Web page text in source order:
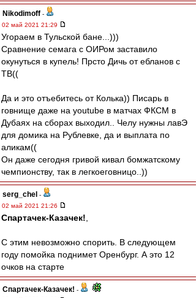
Nikodimoff -
02 май 2021 21:29
Угораем в Тульской бане...)))
Сравнение семага с ОИРом заставило
окунуться в купель! Прсто Дичь от ебланов с
ТВ((
Да и это отъебитесь от Колька)) Писарь в
говнище даже на youtube в матчах ФКСМ в
Дубаях на сборах выходил.. Челу нужны лавЭ
для домика на Рублевке, да и выплата по
аликам((
Он даже сегодня гривой кивал бомжатскому
чемпионству, так в легкоеговницо..))
serg_chel -
02 май 2021 21:26
Спартачек-Казачек!
C этим невозможно спорить. В следующем
году помойка поднимет Оренбург. А это 12
очков на старте
Спартачек-Казачек! -